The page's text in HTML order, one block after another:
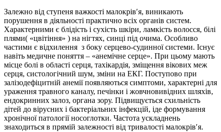
Залежно від ступеня важкості малокрів′я, виникають
порушення в діяльності практично всіх органів систем.
Характерними є блідість і сухість шкіри, ламкість волосся, білі
плями( «цвітіння» ) на нігтях, синці під очима. Особливо
частими є відхилення з боку серцево-судинної системи. Існує
навіть медичне поняття – «анемічне серце». При цьому мають
місце болі в області серця, тахікардія, зміщення вікових меж
серця, систологічний шум, зміни на ЕКГ. Поступово при
залізодефіцитній анемії появляються симптоми, характерні для
ураження травного каналу, печінки і жовчновивідних шляхів,
ендокринних залоз, органа зору. Підвищується схильність
дітей до вірусних і бактеріальних інфекцій, іде формування
хронічної патології носоглотки. Частота ускладнень
знаходиться в прямій залежності від тривалості малокрів′я.